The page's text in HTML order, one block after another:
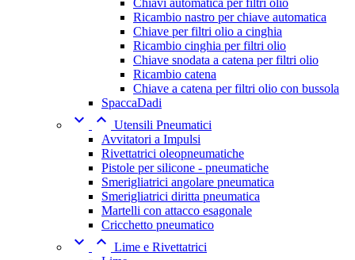
Ricambio nastro per chiave automatica
Chiave per filtri olio a cinghia
Ricambio cinghia per filtri olio
Chiave snodata a catena per filtri olio
Ricambio catena
Chiave a catena per filtri olio con bussola
SpaccaDadi
  Utensili Pneumatici
Avvitatori a Impulsi
Rivettatrici oleopneumatiche
Pistole per silicone - pneumatiche
Smerigliatrici angolare pneumatica
Smerigliatrici diritta pneumatica
Martelli con attacco esagonale
Cricchetto pneumatico
  Lime e Rivettatrici